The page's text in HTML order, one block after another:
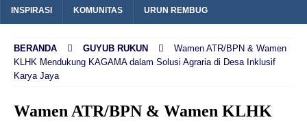
INSPIRASI KOMUNITAS URUN REMBUG
BERANDA GUYUB RUKUN
Wamen ATR/BPN & Wamen
KLHK Mendukung KAGAMA dalam Solusi Agraria di Desa Inklusif
Karya Jaya
Wamen ATR/BPN & Wamen KLHK